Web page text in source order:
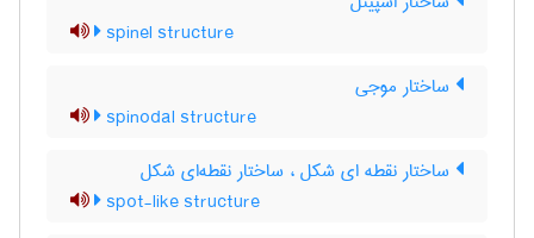
spinel structure
ساختار موجی
spinodal structure
ساختار نقطه ای شکل ، ساختار نقطه‌ای شکل
spot-like structure